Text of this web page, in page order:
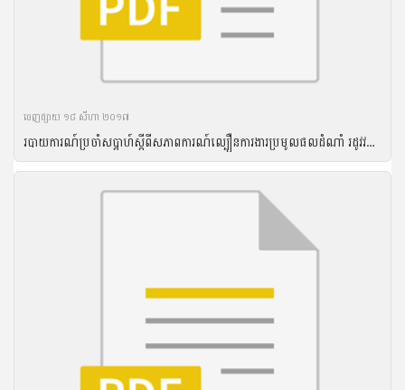
ចេញ​ផ្សាយ​ ១៨ សីហា ២០១៧
របាយការណ៍ប្រចាំសប្តាហ៍ស្តីពីសភាពការណ៍ល្បឿនការងារប្រមូលផលដំណាំ រដូវវស្សា ឆ្នាំ២០១៦ និងល្បឿនការងារបង្កបង្កើនផលដំណាំរដូវប្រាំងឆ្នាំ ២០១៦